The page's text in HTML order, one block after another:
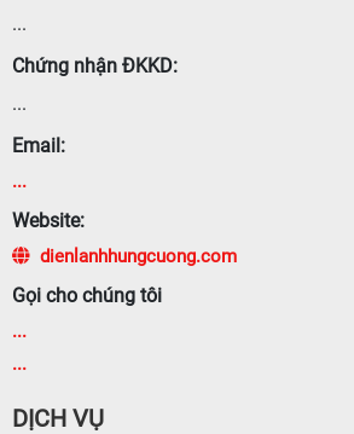
...
Chứng nhận ĐKKD:
...
Email:
...
Website:
dienlanhhungcuong.com
Gọi cho chúng tôi
...
...
DỊCH VỤ